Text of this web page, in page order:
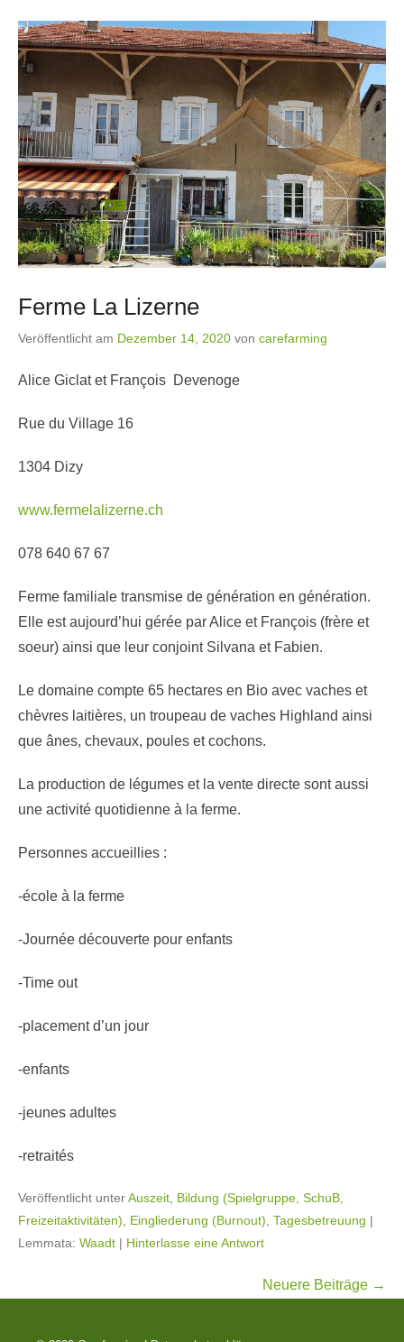
Ferme La Lizerne
Veröffentlicht am Dezember 14, 2020 von carefarming
Alice Giclat et François Devenoge
Rue du Village 16
1304 Dizy
www.fermelalizerne.ch
078 640 67 67
Ferme familiale transmise de génération en génération.
Elle est aujourd’hui gérée par Alice et François (frère et
soeur) ainsi que leur conjoint Silvana et Fabien.
Le domaine compte 65 hectares en Bio avec vaches et
chèvres laitières, un troupeau de vaches Highland ainsi
que ânes, chevaux, poules et cochons.
La production de légumes et la vente directe sont aussi
une activité quotidienne à la ferme.
Personnes accueillies :
-école à la ferme
-Journée découverte pour enfants
-Time out
-placement d’un jour
-enfants
-jeunes adultes
-retraités
Veröffentlicht unterAuszeit Bildung (Spielgruppe, SchuB,
Freizeitaktivitäten)
Eingliederung (Burnout) Tagesbetreuung |
Lemmata: Waadt | Hinterlasse eine Antwort
Neuere Beiträge →